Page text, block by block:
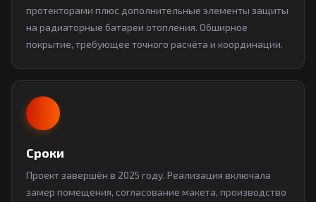
протекторами плюс дополнительные элементы защиты
на радиаторные батареи отопления. Обширное
покрытие, требующее точного расчёта и координации.
Сроки
Проект завершён в 2025 году. Реализация включала
замер помещения, согласование макета, производство